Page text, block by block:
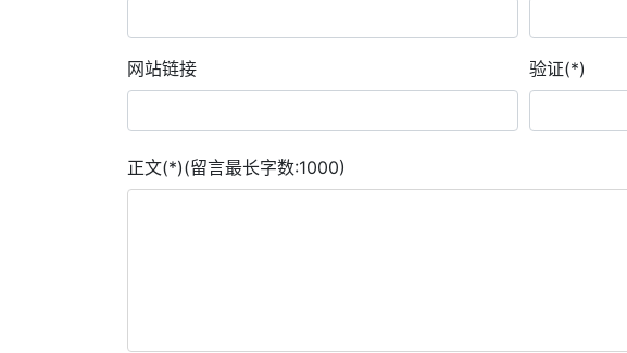
网站链接 验证(*)
正文(*)(留言最长字数:1000)